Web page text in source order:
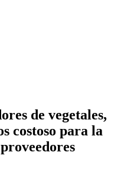
de vegetales,
costoso para la